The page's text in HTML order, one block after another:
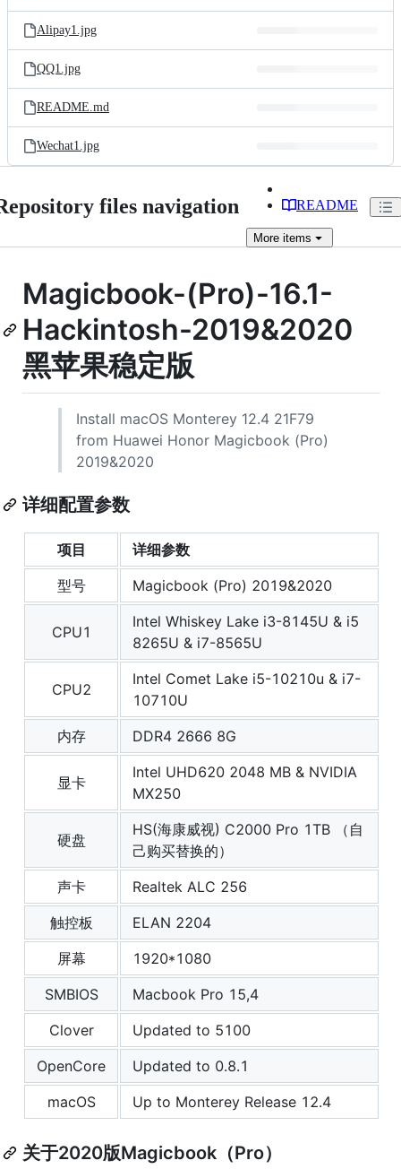
Alipay1.jpg
QQ1.jpg
README.md
Wechat1.jpg
files navigation README
More items
Magicbook-(Pro)-16.1-
Hackintosh-2019&2020
黑苹果稳定版
Install macOS Monterey 12.4 21F79
from Huawei Honor Magicbook (Pro)
2019&2020
详细配置参数
项目
详细参数
型号
Magicbook (Pro) 2019&2020
CPU1
Intel Whiskey Lake i3-8145U & i5
8265U & i7-8565U
CPU2
Intel Comet Lake i5-10210u & i7-
10710U
内存
DDR4 2666 8G
显卡
Intel UHD620 2048 MB & NVIDIA
MX250
硬盘
HS(海康威视) C2000 Pro 1TB （自
己购买替换的）
声卡
Realtek ALC 256
触控板
ELAN 2204
屏幕
1920*1080
SMBIOS
Macbook Pro 15,4
Clover
Updated to 5100
OpenCore
Updated to 0.8.1
macOS
Up to Monterey Release 12.4
关于2020版Magicbook（Pro）